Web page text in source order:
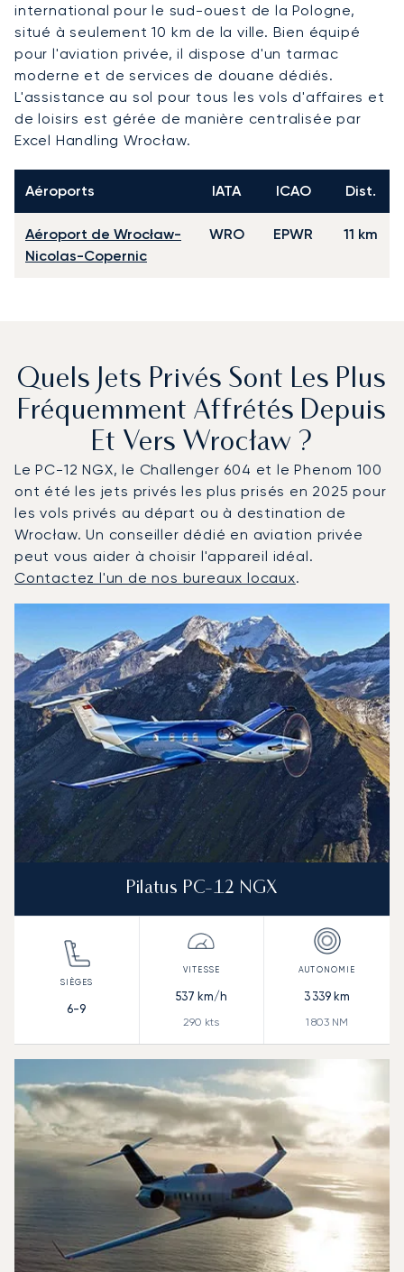
international pour le sud-ouest de la Pologne,
situé à seulement 10 km de la ville. Bien équipé
pour l'aviation privée, il dispose d'un tarmac
moderne et de services de douane dédiés.
L'assistance au sol pour tous les vols d'affaires et
de loisirs est gérée de manière centralisée par
Excel Handling Wrocław.
Aéroports IATA ICAO Dist.
Aéroport de Wrocław-
Nicolas-Copernic
WRO EPWR 11 km
Quels Jets Privés Sont Les Plus
Fréquemment Affrétés Depuis
Et Vers Wrocław ?
Le PC-12 NGX, le Challenger 604 et le Phenom 100
ont été les jets privés les plus prisés en 2025 pour
les vols privés au départ ou à destination de
Wrocław. Un conseiller dédié en aviation privée
peut vous aider à choisir l'appareil idéal.
Contactez l'un de nos bureaux locaux.
Photo de l'aéronef
Modèle d'aéronef
Vitesse (km/h)
Vitesse (nœuds) Autonomie (km)
Autonomie (NM)
Pilatus PC-12 NGX
6-9
537 km/h
290 kts
3 339 km
1 803 NM